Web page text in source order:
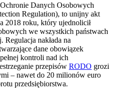
Danych Osobowych
Regulation), to unijny akt
2018 roku, który ujednolicił
we wszystkich państwach
nakłada na
dane obowiązek
kontroli nad ich
przepisów RODO grozi
– nawet do 20 milionów euro
przedsiębiorstwa.